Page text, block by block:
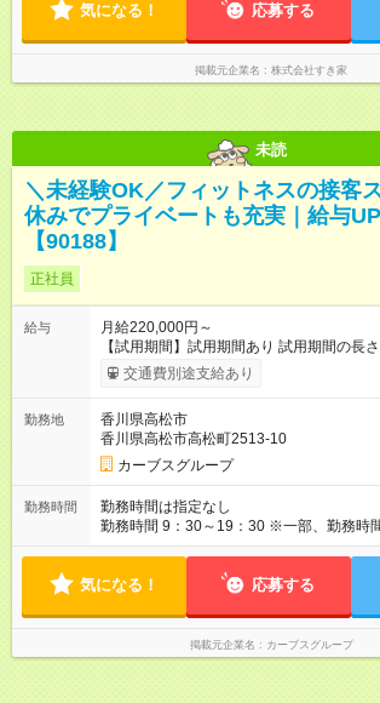
気になる！ 応募する
掲載元企業名 株式会社すき家
未読
＼未経験OK／フィットネスの接客
休みでプライベートも充実｜給与
【90188】
正社員
給与
月給220,000円～
【試用期間】試用期間あり 試用期間の長
と給与に、本採用時と異なる部分がありま
用時と同じです。 給与：時給 1,100円以上
交通費別途支給あり
勤務地
香川県高松市
香川県高松市高松町2513-10
カーブスグループ
勤務時間
勤務時間は指定なし
勤務時間 9：30～19：30 ※一部、勤務時
います。 ＜営業時間＞ 平日／10：00～13：00、15：00～19：
深夜シフトはありません）
気になる！ 応募する
掲載元企業名 カーブスグループ